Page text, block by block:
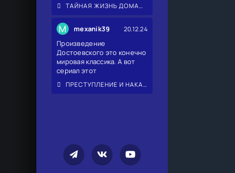
ТАЙНАЯ ЖИЗНЬ ДОМАШНИХ ЖИВОТНЫХ 2
M mexanik39 20.12.24
Произведение
Достоевского это конечно
мировая классика. А вот
сериал этот
ПРЕСТУПЛЕНИЕ И НАКАЗАНИЕ